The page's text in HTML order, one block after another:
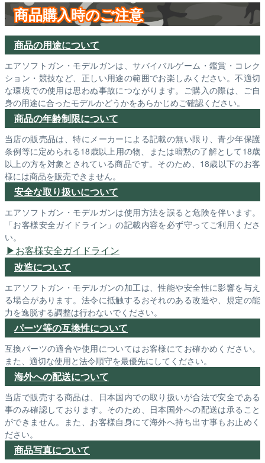
商品購入時のご注意
商品の用途について
エアソフトガン・モデルガンは、サバイバルゲーム・鑑賞・コレク
ション・競技など、正しい用途の範囲でお楽しみください。不適切
な環境での使用は思わぬ事故につながります。ご購入の際は、ご自
身の用途に合ったモデルかどうかをあらかじめご確認ください。
商品の年齢制限について
当店の販売品は、特にメーカーによる記載の無い限り、青少年保護
条例等に定められる18歳以上用の物、または暗黙の了解として18歳
以上の方を対象とされている商品です。そのため、18歳以下のお客
様には商品を販売できません。
安全な取り扱いについて
エアソフトガン・モデルガンは使用方法を誤ると危険を伴います。
「お客様安全ガイドライン」の記載内容を必ず守ってご利用くださ
い。
お客様安全ガイドライン
改造について
エアソフトガン・モデルガンの加工は、性能や安全性に影響を与え
る場合があります。法令に抵触するおそれのある改造や、規定の能
力を逸脱する調整は行わないでください。
パーツ等の互換性について
互換パーツの適合や使用についてはお客様にてお確かめください。
また、適切な使用と法令順守を最優先にしてください。
海外への配送について
当店で販売する商品は、日本国内での取り扱いが合法で安全である
事のみ確認しております。そのため、日本国外への配送は承ること
ができません。また、お客様自身にて海外へ持ち出す事もお止めく
ださい。
商品写真について